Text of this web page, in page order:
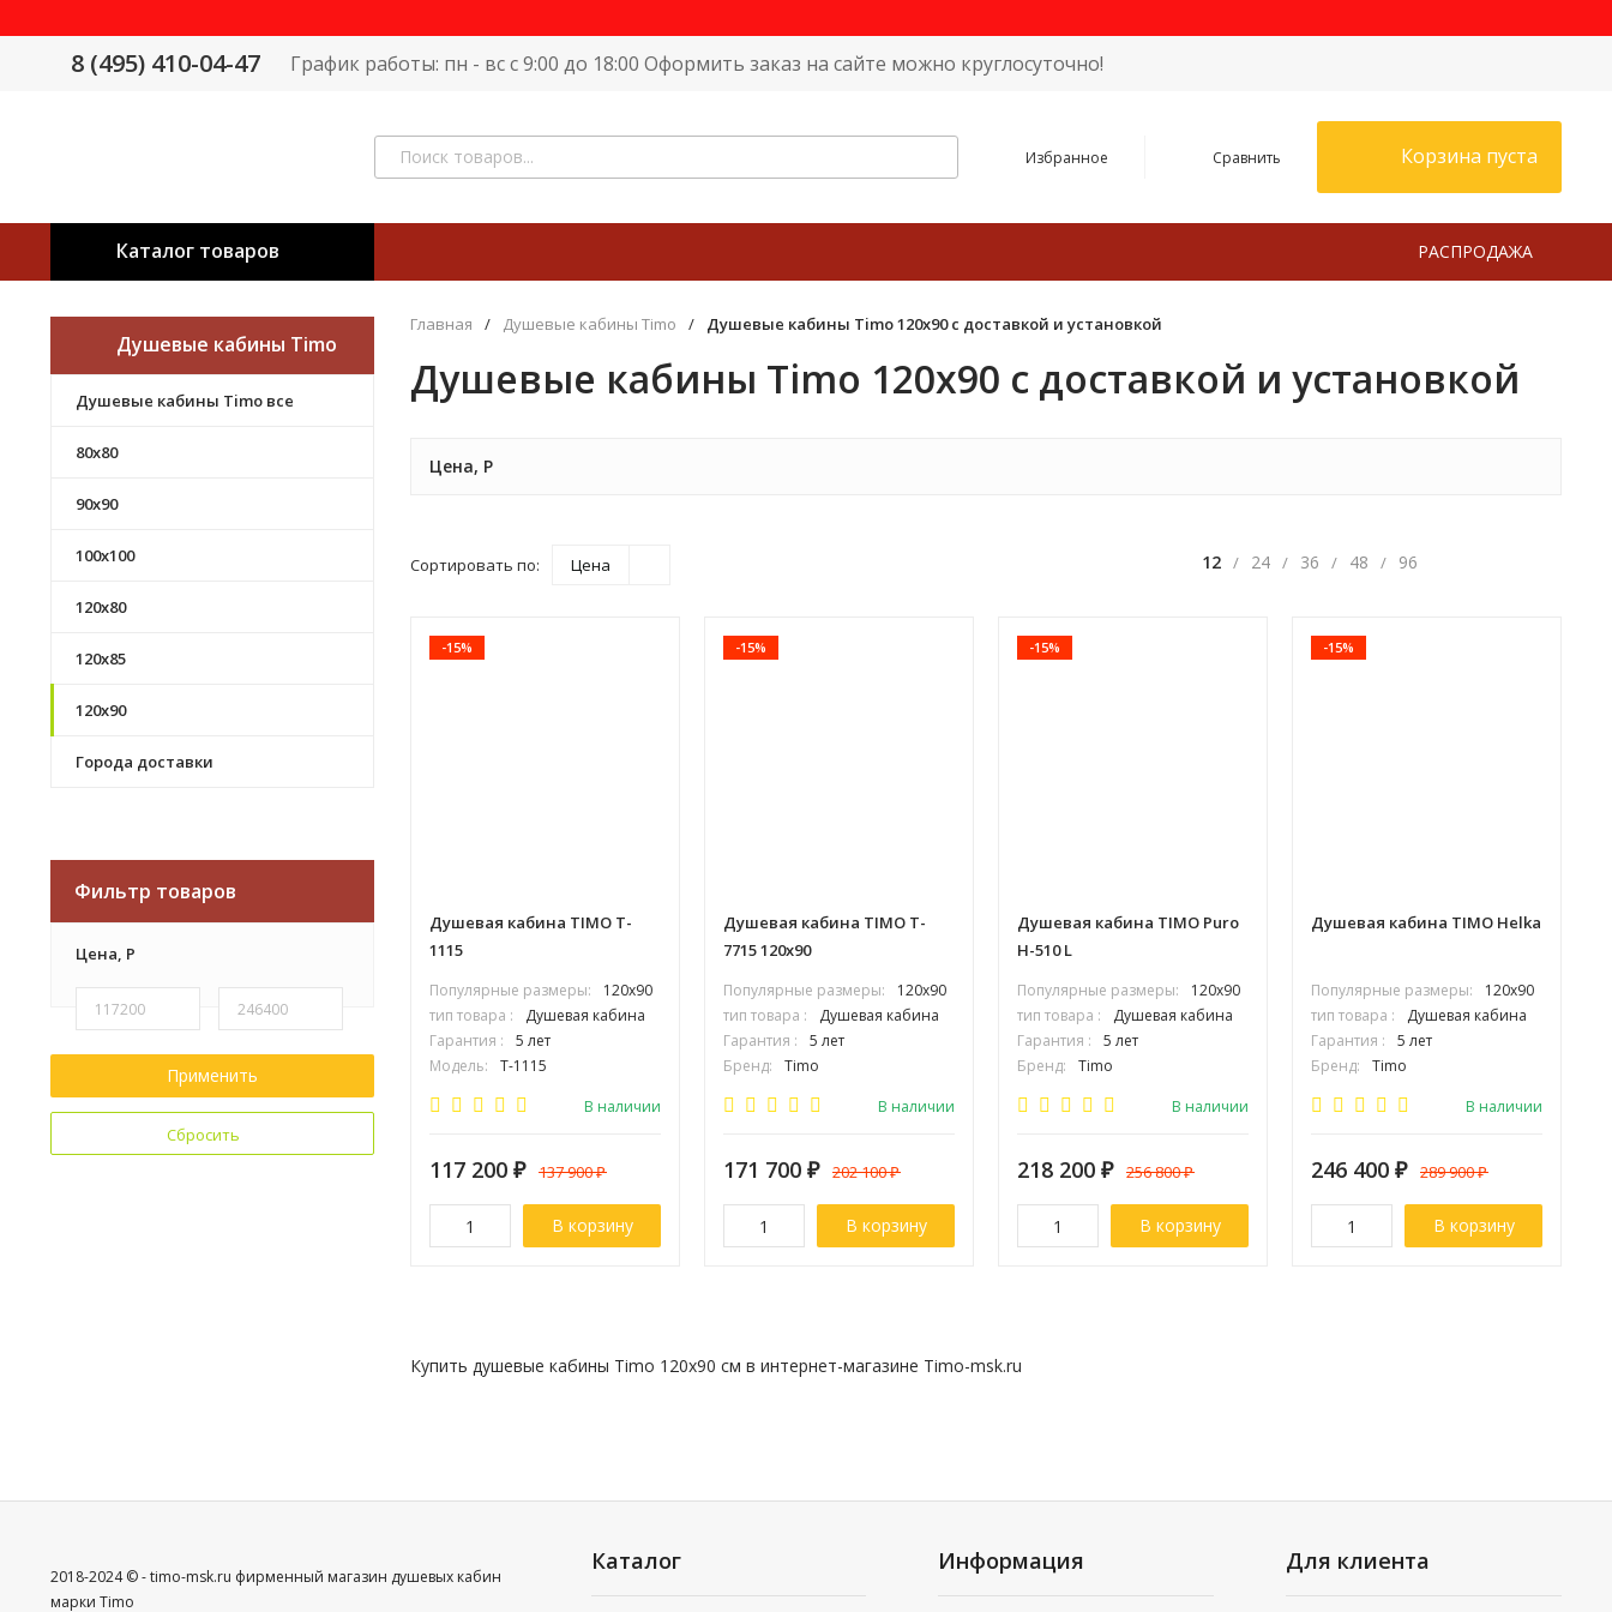
8 (495) 410-04-47 График работы: пн - вс с 9:00 до 18:00 Оформить заказ на сайте можно круглосуточно!
Избранное Сравнить Корзина пуста
Каталог товаров РАСПРОДАЖА
Душевые кабины Timo
Душевые кабины Timo все
80х80
90х90
100х100
120х80
120х85
120х90
Города доставки
Фильтр товаров
Цена, Р
Применить
Сбросить
Главная / Душевые кабины Timo / Душевые кабины Timo 120х90 с доставкой и установкой
Душевые кабины Timo 120х90 с доставкой и установкой
Цена, Р
Сортировать по: Цена 12 / 24 / 36 / 48 / 96
-15%
Душевая кабина TIMO T-
1115
Популярные размеры:
120х90
тип товара :
Душевая кабина
Гарантия :
5 лет
Модель:
T-1115
В наличии
117 200 ₽ 137 900₽
В корзину
-15%
Душевая кабина TIMO T-
7715 120х90
Популярные размеры:
120х90
тип товара :
Душевая кабина
Гарантия :
5 лет
Бренд:
Timo
В наличии
171 700 ₽ 202 100₽
В корзину
-15%
Душевая кабина TIMO Puro
H-510 L
Популярные размеры:
120х90
тип товара :
Душевая кабина
Гарантия :
5 лет
Бренд:
Timo
В наличии
218 200 ₽ 256 800₽
В корзину
-15%
Душевая кабина TIMO Helka
Популярные размеры:
120х90
тип товара :
Душевая кабина
Гарантия :
5 лет
Бренд:
Timo
В наличии
246 400 ₽ 289 900₽
В корзину
Купить душевые кабины Timo 120x90 см в интернет-магазине Timo-msk.ru
2018-2024 © - timo-msk.ru фирменный магазин душевых кабин
марки Timo
Каталог Информация Для клиента